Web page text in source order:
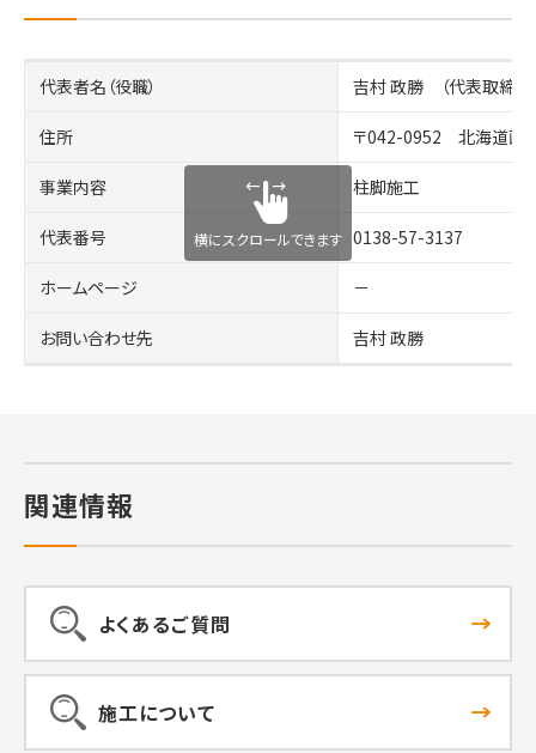
代表者名（役職） 吉村 政勝 （代表取締役
住所 〒042-0952 北海道函
事業内容 柱脚施工
代表番号 0138-57-3137
ホームページ －
お問い合わせ先 吉村 政勝
横にスクロールできます
関連情報
よくあるご質問
施工について